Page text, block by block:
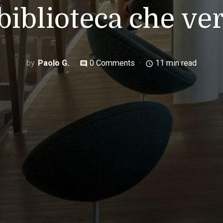
che
Paolo G. comment 0 Comments access_time 11 min read